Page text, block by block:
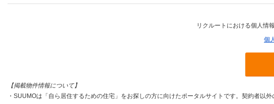
リクルートにおける個人情
個
【掲載物件情報について】
・SUUMOは「自ら居住するための住宅」をお探しの方に向けたポータルサイトです。契約者